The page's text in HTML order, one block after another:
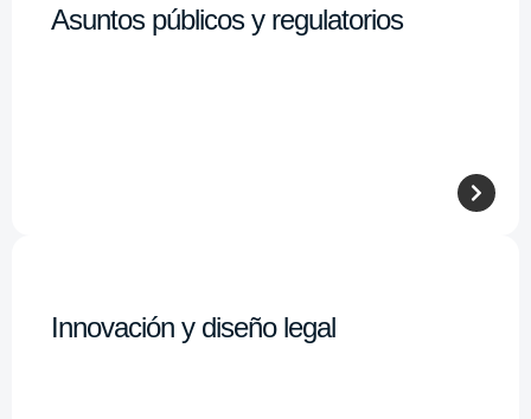
Asuntos públicos y regulatorios
Innovación y diseño legal